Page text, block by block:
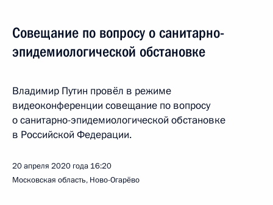
Совещание по вопросу о санитарно-
эпидемиологической обстановке
Владимир Путин провёл в режиме
видеоконференции совещание по вопросу
о санитарно-эпидемиологической обстановке
в Российской Федерации.
20 апреля 2020 года 16:20
Московская область, Ново-Огарёво